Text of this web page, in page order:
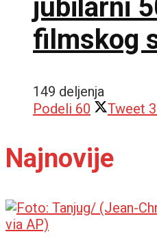
jubilarni
filmskog
149 deljenja
Podeli 60 Tweet
Najnovije